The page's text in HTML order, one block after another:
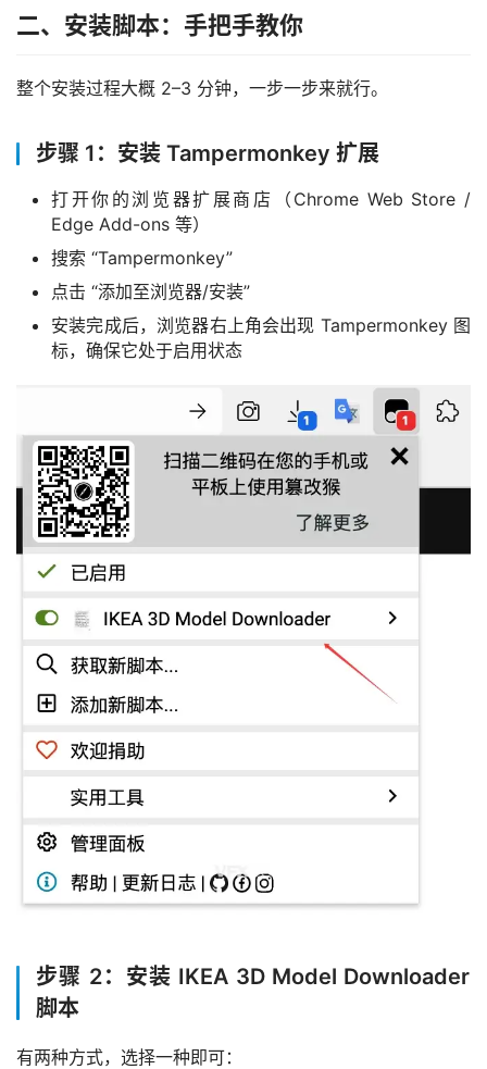
二、安装脚本：手把手教你
整个安装过程大概 2–3 分钟，一步一步来就行。
步骤 1：安装 Tampermonkey 扩展
打开你的浏览器扩展商店（Chrome Web Store /
Edge Add-ons 等）
搜索 “Tampermonkey”
点击 “添加至浏览器/安装”
安装完成后，浏览器右上角会出现 Tampermonkey 图
标，确保它处于启用状态
步骤 2：安装 IKEA 3D Model Downloader
脚本
有两种方式，选择一种即可：